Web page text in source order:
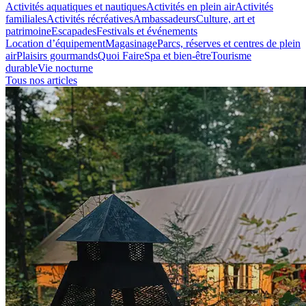
Activités aquatiques et nautiquesActivités en plein airActivités
familialesActivités récréativesAmbassadeursCulture, art et
patrimoineEscapadesFestivals et événements
Location d’équipementMagasinageParcs, réserves et centres de plein
airPlaisirs gourmandsQuoi FaireSpa et bien-êtreTourisme
durableVie nocturne
Tous nos articles